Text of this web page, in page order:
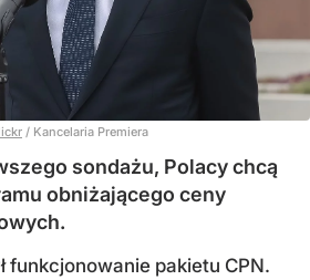
/ Kancelaria Premiera
sondażu, Polacy chcą
obniżającego ceny
funkcjonowanie pakietu CPN.